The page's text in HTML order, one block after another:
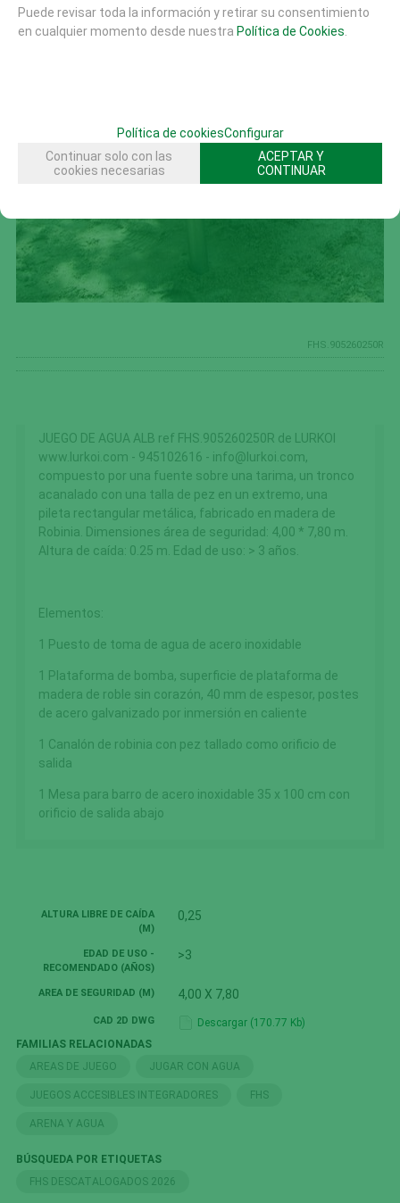
FHS.905260250R
JUEGO DE AGUA ALB ref FHS.905260250R de LURKOI
www.lurkoi.com - 945102616 - info@lurkoi.com,
compuesto por una fuente sobre una tarima, un tronco
acanalado con una talla de pez en un extremo, una
pileta rectangular metálica, fabricado en madera de
Robinia. Dimensiones área de seguridad: 4,00 * 7,80 m.
Altura de caída: 0.25 m. Edad de uso: > 3 años.
Elementos:
1 Puesto de toma de agua de acero inoxidable
1 Plataforma de bomba, superficie de plataforma de
madera de roble sin corazón, 40 mm de espesor, postes
de acero galvanizado por inmersión en caliente
1 Canalón de robinia con pez tallado como orificio de
salida
1 Mesa para barro de acero inoxidable 35 x 100 cm con
orificio de salida abajo
ALTURA LIBRE DE CAÍDA
(M)
0,25
EDAD DE USO -
RECOMENDADO (AÑOS)
>3
AREA DE SEGURIDAD (M) 4,00 X 7,80
CAD 2D DWG
Descargar (170.77 Kb)
FAMILIAS RELACIONADAS
AREAS DE JUEGO
JUGAR CON AGUA
JUEGOS ACCESIBLES INTEGRADORES FHS
ARENA Y AGUA
BÚSQUEDA POR ETIQUETAS
FHS DESCATALOGADOS 2026
Puede revisar toda la información y retirar su consentimiento
en cualquier momento desde nuestra Política de Cookies
Política de cookiesConfigurar
Continuar solo con las
cookies necesarias
ACEPTAR Y
CONTINUAR